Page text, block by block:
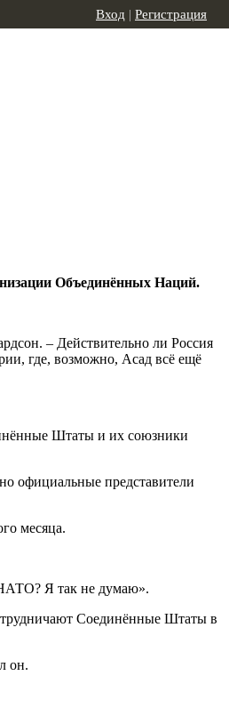
Вход | Регистрация
Объединённых Наций.
– Действительно ли Россия
где, возможно, Асад всё ещё
Штаты и их союзники
официальные представители
месяца.
Я так не думаю».
Соединённые Штаты в
он.